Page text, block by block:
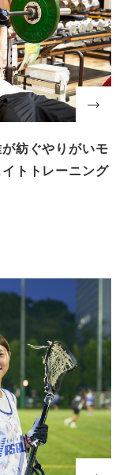
紡ぐやりがいモ
トトレーニング